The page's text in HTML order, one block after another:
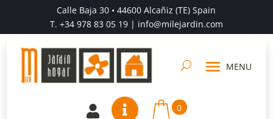
Calle Baja 30 • 44600 Alcañiz (TE) Spain
T. +34 978 83 05 19| info@milejardin.com
  0